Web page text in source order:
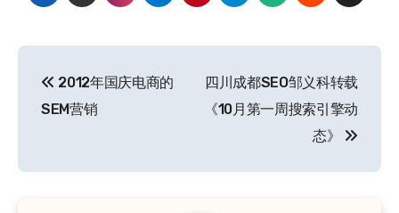
章
航
2012年国庆电商的
SEM营销
四川成都SEO邹义科转载
《10月第一周搜索引擎动
态》